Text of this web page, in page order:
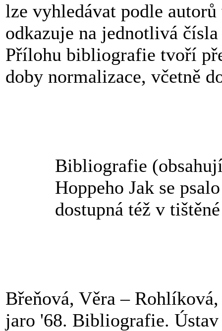
lze vyhledávat podle
odkazuje na jednotlivá
Přílohu bibliografie tvoří
doby normalizace, včetně
Bibliografie
Hoppeho Jak se
dostupná též v
Břeňová, Věra –
jaro '68. Bibliografie.